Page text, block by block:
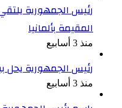
رئيس الجمهورية يلتقي
المقيمة بألمانيا
منذ 3 أسابيع
رئيس الجمهورية يحل
منذ 3 أسابيع